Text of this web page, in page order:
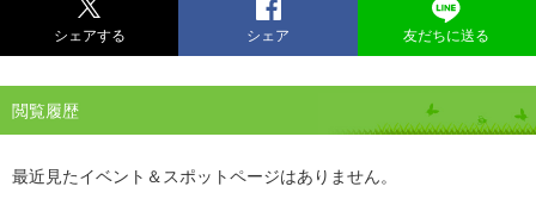
シェアする シェア 友だちに送る
閲覧履歴
最近見たイベント＆スポットページはありません。